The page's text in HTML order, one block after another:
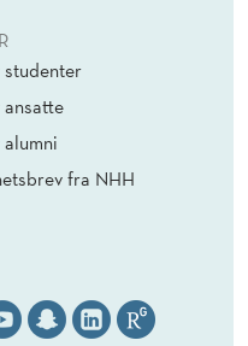
studenter
ansatte
fra NHH